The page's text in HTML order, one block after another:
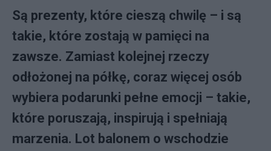
Są prezenty, które cieszą chwilę – i są
takie, które zostają w pamięci na
zawsze. Zamiast kolejnej rzeczy
odłożonej na półkę, coraz więcej osób
wybiera podarunki pełne emocji – takie,
które poruszają, inspirują i spełniają
marzenia. Lot balonem o wschodzie